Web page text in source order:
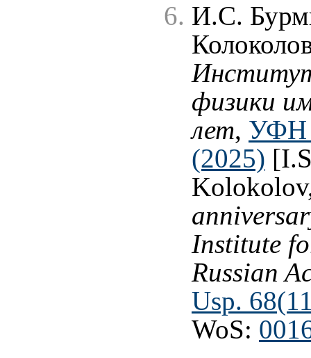
И.С.
физики
лет, УФН
(2025)
Institute
Russian
Usp.
WoS: